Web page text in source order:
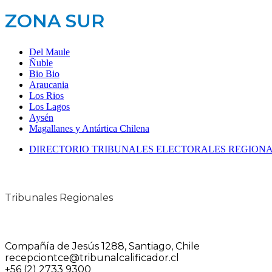
ZONA SUR
Del Maule
Ñuble
Bio Bio
Araucania
Los Rios
Los Lagos
Aysén
Magallanes y Antártica Chilena
DIRECTORIO TRIBUNALES ELECTORALES
Tribunales Regionales
Compañía de Jesús 1288, Santiago, Chile
recepciontce@tribunalcalificador.cl
+56 (2) 2733 9300